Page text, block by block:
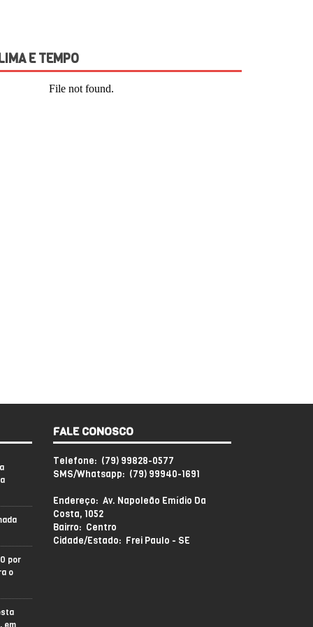
E TEMPO
por
o
FALE CONOSCO
Telefone: (79) 99828-0577
SMS/Whatsapp: (79) 99940-1691
Endereço: Av. Napoleão Emídio Da
Costa, 1052
Bairro: Centro
Cidade/Estado: Frei Paulo - SE